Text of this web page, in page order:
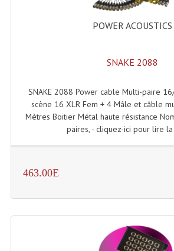
POWER ACOUSTICS
SNAKE 2088
SNAKE 2088 Power cable Multi-paire
scène 16 XLR Fem + 4 Mâle et câble
Mètres Boitier Métal haute résistance
paires, - cliquez-ici pour lire
463.00E